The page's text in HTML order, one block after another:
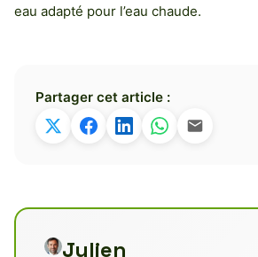
eau adapté pour l’eau chaude.
Partager cet article :
Julien